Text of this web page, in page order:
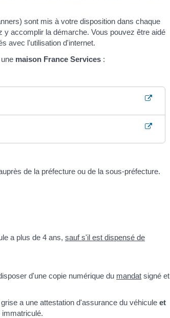
sont mis à votre disposition dans chaque
accomplir la démarche. Vous pouvez être aidé
avec l'utilisation d'internet.
maison France Services :
de la préfecture ou de la sous-préfecture.
a plus de 4 ans, sauf s'il est dispensé de
d'une copie numérique du mandat signé et
a une attestation d'assurance du véhicule et